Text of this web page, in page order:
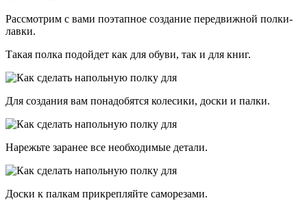
Рассмотрим с вами поэтапное создание передвижной полки-
лавки.
Такая полка подойдет как для обуви, так и для книг.
Для создания вам понадобятся колесики, доски и палки.
Нарежьте заранее все необходимые детали.
Доски к палкам прикрепляйте саморезами.